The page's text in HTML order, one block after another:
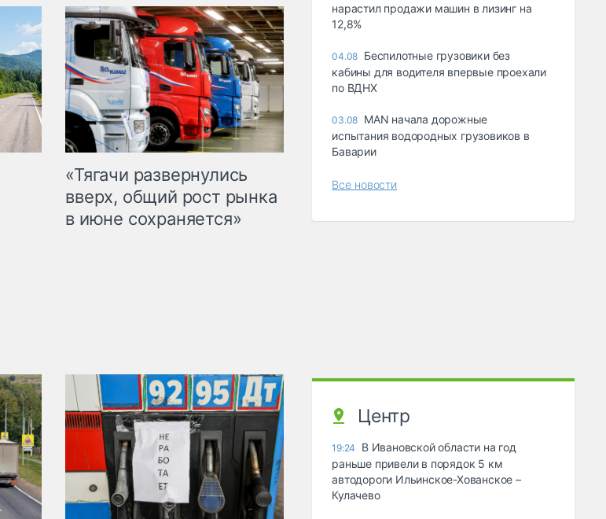
«Тягачи развернулись
вверх, общий рост рынка
в июне сохраняется»
нарастил продажи машин в лизинг на
12,8%
04.08 Беспилотные грузовики без
кабины для водителя впервые проехали
по ВДНХ
03.08 MAN начала дорожные
испытания водородных грузовиков в
Баварии
Все новости
Центр
19:24
В Ивановской области на год
раньше привели в порядок 5 км
автодороги Ильинское-Хованское –
Кулачево